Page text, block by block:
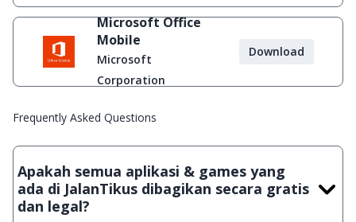
Microsoft Office
Mobile
Microsoft
Corporation
Download
Frequently Asked Questions
Apakah semua aplikasi & games yang
ada di JalanTikus dibagikan secara gratis
dan legal?